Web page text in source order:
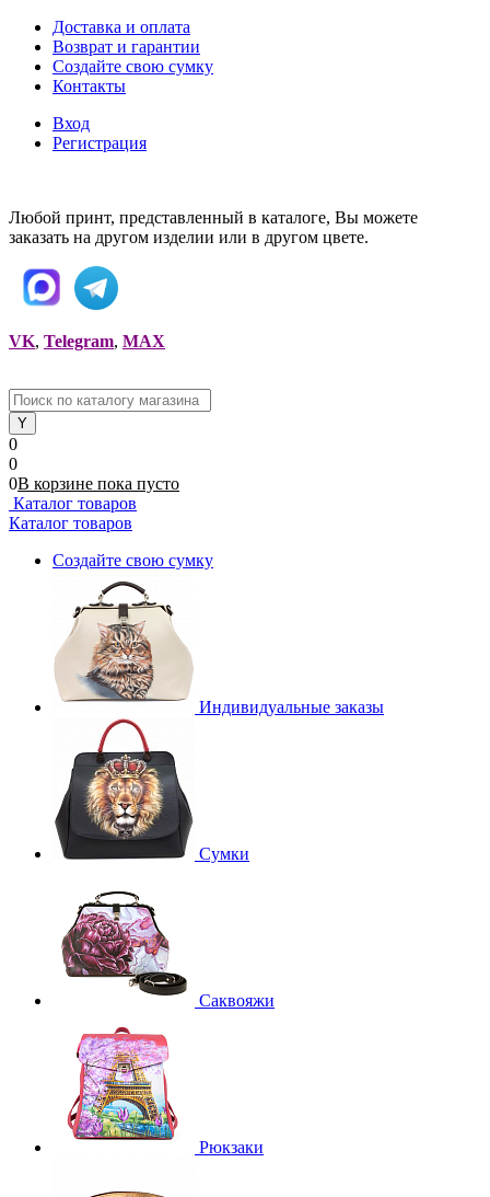
Доставка и оплата
Возврат и гарантии
Создайте свою сумку
Контакты
Вход
Регистрация
Любой принт, представленный в каталоге, Вы можете
заказать на другом изделии или в другом цвете.
VK, Telegram, MAX
0
0
0В корзине пока пусто
Каталог товаров
Каталог товаров
Создайте свою сумку
Индивидуальные заказы
Сумки
Саквояжи
Рюкзаки